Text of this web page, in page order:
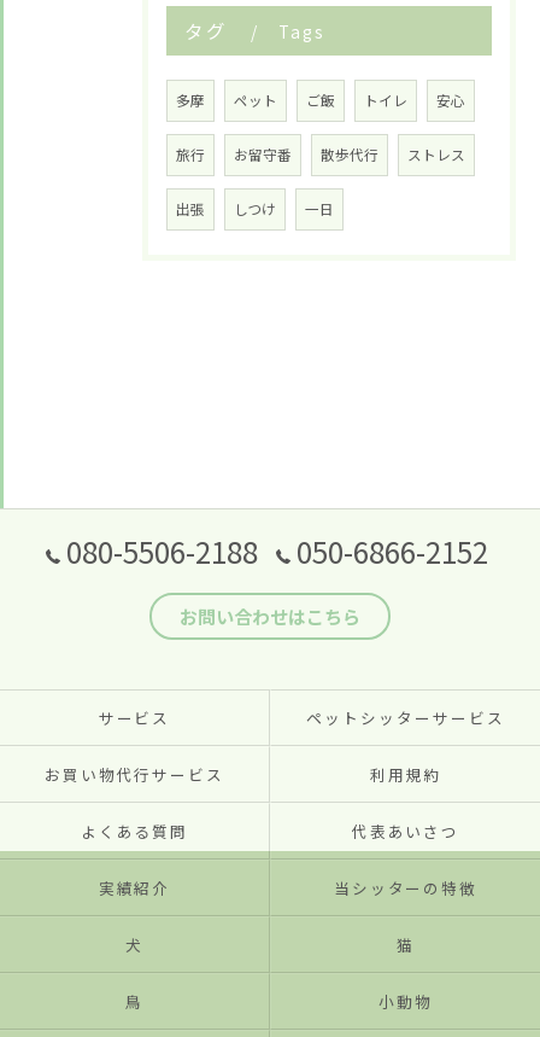
タグ Tags
多摩 ペット ご飯 トイレ 安心
旅行 お留守番 散歩代行 ストレス
出張 しつけ 一日
080-5506-2188 050-6866-2152
お問い合わせはこちら
サービス ペットシッターサービス
お買い物代行サービス 利用規約
よくある質問 代表あいさつ
実績紹介 当シッターの特徴
犬 猫
鳥 小動物